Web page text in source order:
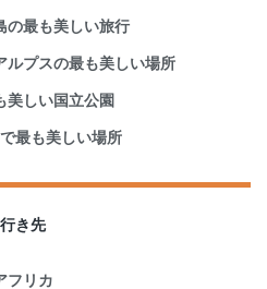
の最も美しい旅行
ルプスの最も美しい場所
美しい国立公園
最も美しい場所
行き先
フリカ